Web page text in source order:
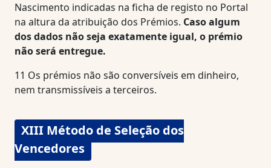
Nascimento indicadas na ficha de registo no Portal
na altura da atribuição dos Prémios. Caso algum
dos dados não seja exatamente igual, o prémio
não será entregue.
11 Os prémios não são conversíveis em dinheiro,
nem transmissíveis a terceiros.
XIII Método de Seleção dos
Vencedores